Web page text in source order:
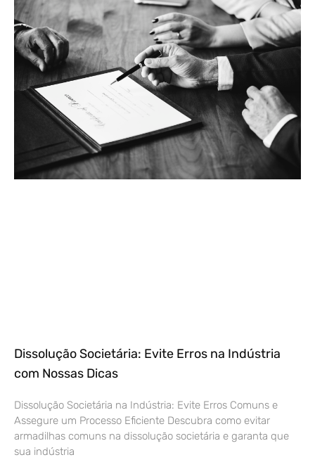
Dissolução Societária: Evite Erros na Indústria
com Nossas Dicas
Dissolução Societária na Indústria: Evite Erros Comuns e
Assegure um Processo Eficiente Descubra como evitar
armadilhas comuns na dissolução societária e garanta que
sua indústria